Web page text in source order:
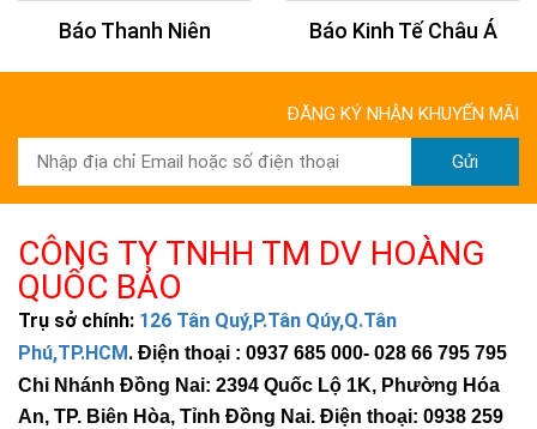
Báo Kinh Tế Châu Á Báo 24H
ĐĂNG KÝ NHẬN KHUYẾN MÃI
Gửi
CÔNG TY TNHH TM DV HOÀNG
QUỐC BẢO
Trụ sở chính: 126 Tân Quý,P.Tân Qúy,Q.Tân
Phú,TP.HCM . Điện thoại : 0937 685 000- 028 66 795 795
Chi Nhánh Đồng Nai: 2394 Quốc Lộ 1K, Phường Hóa
An, TP. Biên Hòa, Tỉnh Đồng Nai. Điện thoại: 0938 259